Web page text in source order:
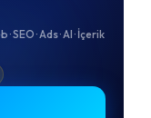
· SEO · Ads · AI · İçerik